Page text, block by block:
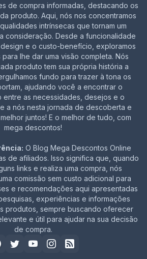
de compra informadas, destacando os
produto. Aqui, nós nos concentramos
intrínsecas que tornam um
consideração. Desde a funcionalidade
e o custo-benefício, exploramos
lhe dar uma visão completa. Nós
produto tem sua própria história a
fundo para trazer à tona os
ajudando você a encontrar o
as necessidades, desejos e o
a nós nesta jornada de descoberta e
juntos! E o melhor de tudo, com
mega descontos!
O Blog Mega Descontos Online
de afiliados. Isso significa que, quando
links e realiza uma compra, nós
comissão sem custo adicional para
e recomendações aqui apresentadas
experiências e informações
produtos, sempre buscando oferecer
e útil para ajudar na sua decisão
de compra.